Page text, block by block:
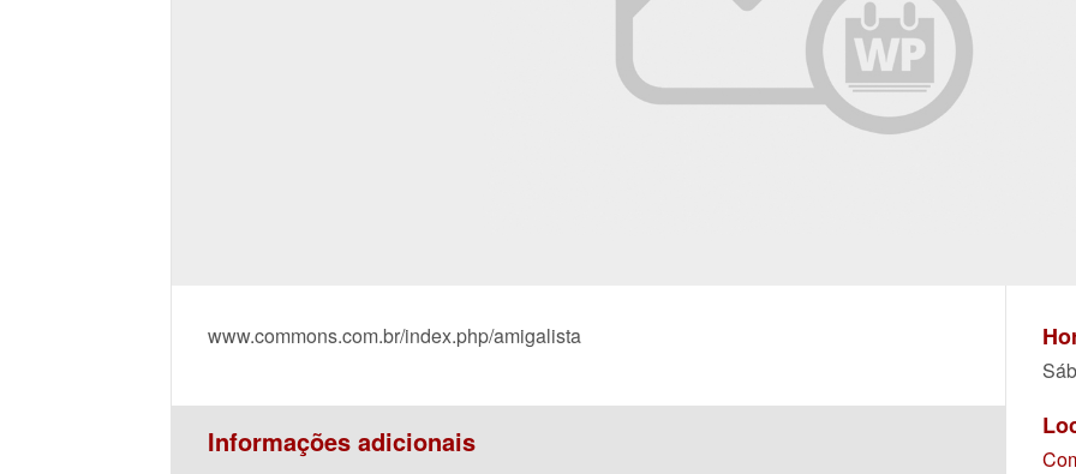
www.commons.com.br/index.php/amigalista
Informações adicionais